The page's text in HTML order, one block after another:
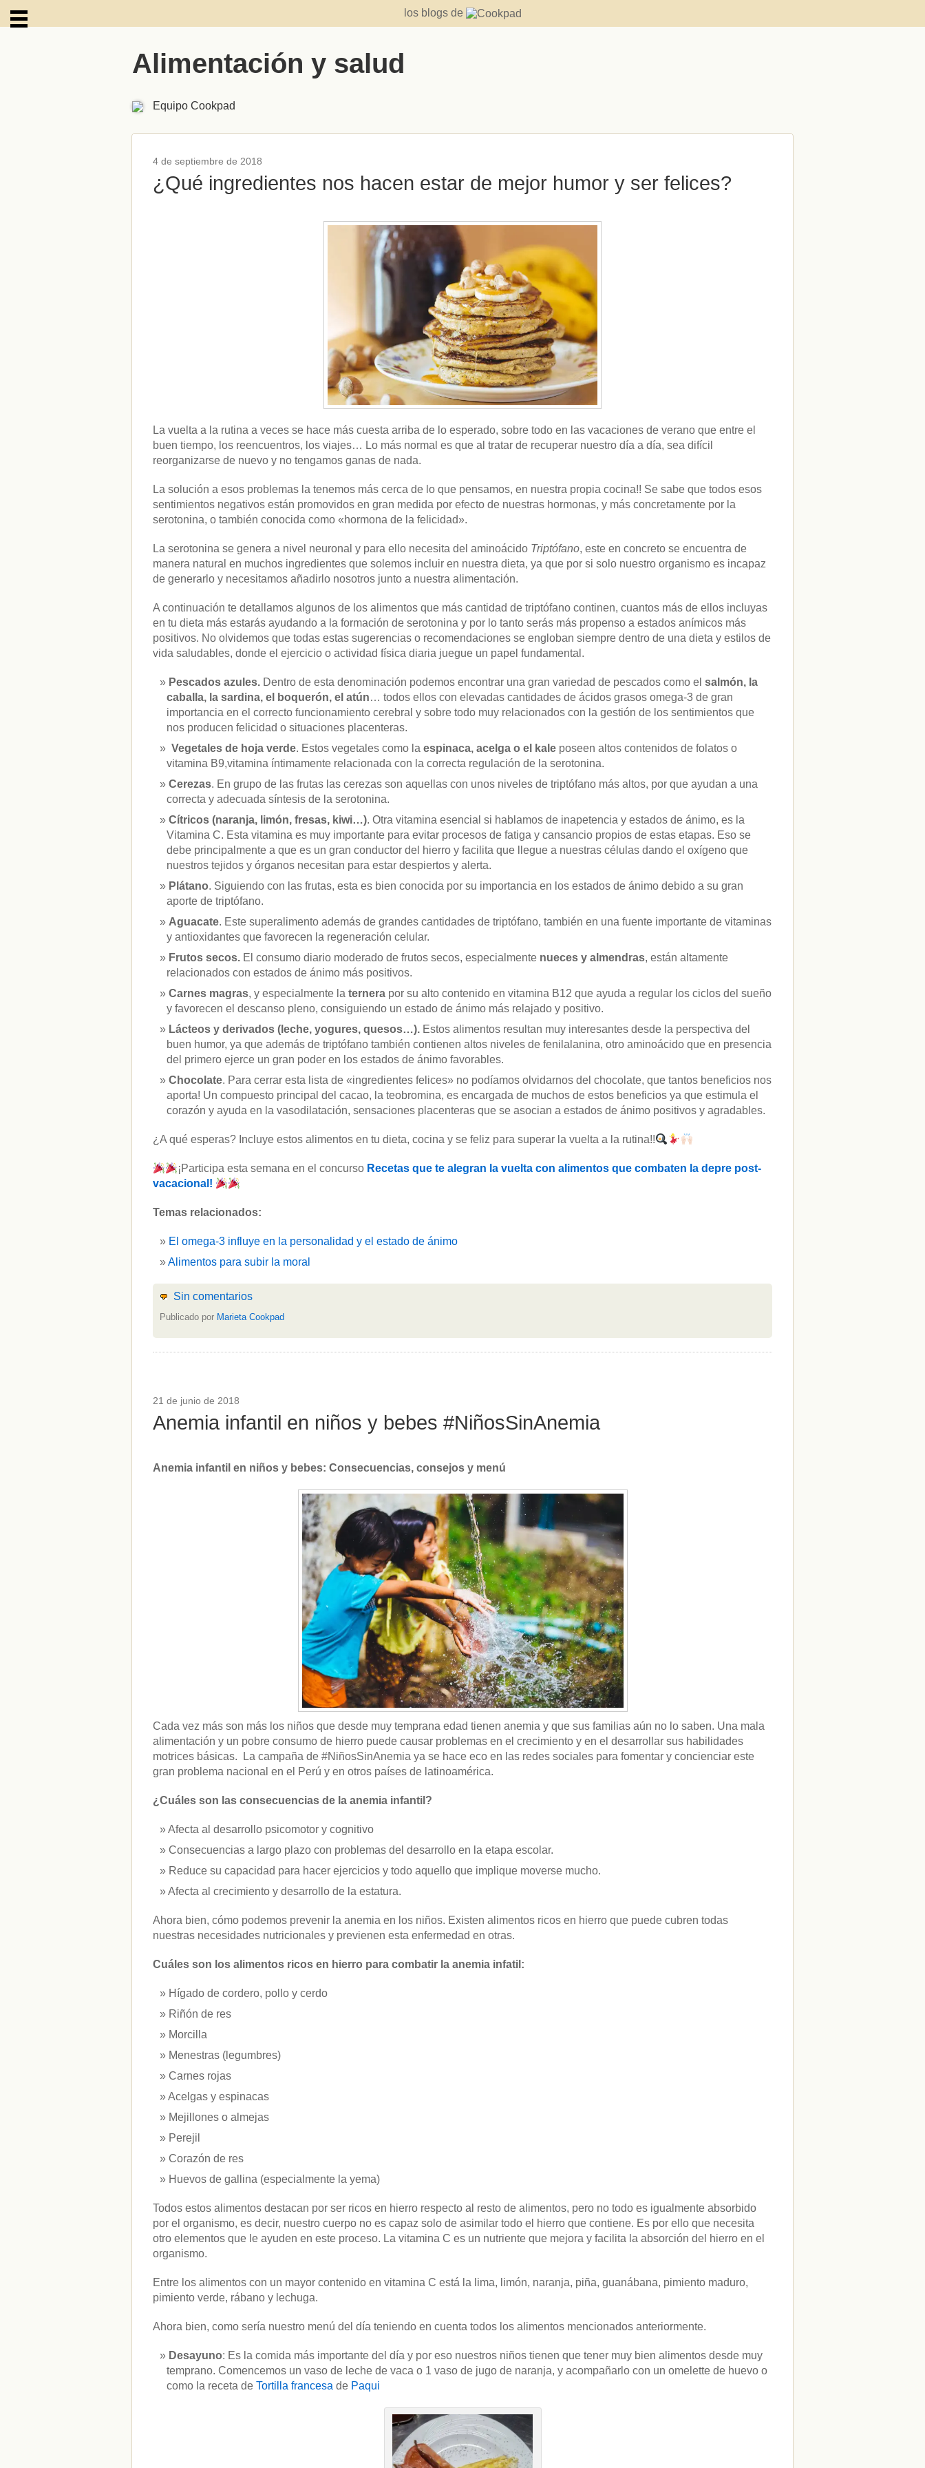
" ALT="RSS" /> SUSCRÍBETE
los blogs de
Alimentación y salud
Equipo Cookpad
4 de septiembre de 2018
¿Qué ingredientes nos hacen estar de mejor humor y ser felices?
La vuelta a la rutina a veces se hace más cuesta arriba de lo esperado, sobre todo en las vacaciones de verano que entre el
buen tiempo, los reencuentros, los viajes… Lo más normal es que al tratar de recuperar nuestro día a día, sea difícil
reorganizarse de nuevo y no tengamos ganas de nada.
La solución a esos problemas la tenemos más cerca de lo que pensamos, en nuestra propia cocina!! Se sabe que todos esos
sentimientos negativos están promovidos en gran medida por efecto de nuestras hormonas, y más concretamente por la
serotonina, o también conocida como «hormona de la felicidad».
La serotonina se genera a nivel neuronal y para ello necesita del aminoácido Triptófano, este en concreto se encuentra de
manera natural en muchos ingredientes que solemos incluir en nuestra dieta, ya que por si solo nuestro organismo es incapaz
de generarlo y necesitamos añadirlo nosotros junto a nuestra alimentación.
A continuación te detallamos algunos de los alimentos que más cantidad de triptófano continen, cuantos más de ellos incluyas
en tu dieta más estarás ayudando a la formación de serotonina y por lo tanto serás más propenso a estados anímicos más
positivos. No olvidemos que todas estas sugerencias o recomendaciones se engloban siempre dentro de una dieta y estilos de
vida saludables, donde el ejercicio o actividad física diaria juegue un papel fundamental.
Pescados azules. Dentro de esta denominación podemos encontrar una gran variedad de pescados como el salmón, la
caballa, la sardina, el boquerón, el atún… todos ellos con elevadas cantidades de ácidos grasos omega-3 de gran
importancia en el correcto funcionamiento cerebral y sobre todo muy relacionados con la gestión de los sentimientos que
nos producen felicidad o situaciones placenteras.
Vegetales de hoja verde. Estos vegetales como la espinaca, acelga o el kale poseen altos contenidos de folatos o
vitamina B9,vitamina íntimamente relacionada con la correcta regulación de la serotonina.
Cerezas. En grupo de las frutas las cerezas son aquellas con unos niveles de triptófano más altos, por que ayudan a una
correcta y adecuada síntesis de la serotonina.
Cítricos (naranja, limón, fresas, kiwi…). Otra vitamina esencial si hablamos de inapetencia y estados de ánimo, es la
Vitamina C. Esta vitamina es muy importante para evitar procesos de fatiga y cansancio propios de estas etapas. Eso se
debe principalmente a que es un gran conductor del hierro y facilita que llegue a nuestras células dando el oxígeno que
nuestros tejidos y órganos necesitan para estar despiertos y alerta.
Plátano. Siguiendo con las frutas, esta es bien conocida por su importancia en los estados de ánimo debido a su gran
aporte de triptófano.
Aguacate. Este superalimento además de grandes cantidades de triptófano, también en una fuente importante de vitaminas
y antioxidantes que favorecen la regeneración celular.
Frutos secos. El consumo diario moderado de frutos secos, especialmente nueces y almendras, están altamente
relacionados con estados de ánimo más positivos.
Carnes magras, y especialmente la ternera por su alto contenido en vitamina B12 que ayuda a regular los ciclos del sueño
y favorecen el descanso pleno, consiguiendo un estado de ánimo más relajado y positivo.
Lácteos y derivados (leche, yogures, quesos…). Estos alimentos resultan muy interesantes desde la perspectiva del
buen humor, ya que además de triptófano también contienen altos niveles de fenilalanina, otro aminoácido que en presencia
del primero ejerce un gran poder en los estados de ánimo favorables.
Chocolate. Para cerrar esta lista de «ingredientes felices» no podíamos olvidarnos del chocolate, que tantos beneficios nos
aporta! Un compuesto principal del cacao, la teobromina, es encargada de muchos de estos beneficios ya que estimula el
corazón y ayuda en la vasodilatación, sensaciones placenteras que se asocian a estados de ánimo positivos y agradables.
¿A qué esperas? Incluye estos alimentos en tu dieta, cocina y se feliz para superar la vuelta a la rutina!!
¡Participa esta semana en el concurso Recetas que te alegran la vuelta con alimentos que combaten la depre post-
vacacional!
Temas relacionados:
El omega-3 influye en la personalidad y el estado de ánimo
Alimentos para subir la moral
Sin comentarios
Publicado por Marieta Cookpad
21 de junio de 2018
Anemia infantil en niños y bebes #NiñosSinAnemia
Anemia infantil en niños y bebes: Consecuencias, consejos y menú
Cada vez más son más los niños que desde muy temprana edad tienen anemia y que sus familias aún no lo saben. Una mala
alimentación y un pobre consumo de hierro puede causar problemas en el crecimiento y en el desarrollar sus habilidades
motrices básicas. La campaña de #NiñosSinAnemia ya se hace eco en las redes sociales para fomentar y concienciar este
gran problema nacional en el Perú y en otros países de latinoamérica.
¿Cuáles son las consecuencias de la anemia infantil?
Afecta al desarrollo psicomotor y cognitivo
Consecuencias a largo plazo con problemas del desarrollo en la etapa escolar.
Reduce su capacidad para hacer ejercicios y todo aquello que implique moverse mucho.
Afecta al crecimiento y desarrollo de la estatura.
Ahora bien, cómo podemos prevenir la anemia en los niños. Existen alimentos ricos en hierro que puede cubren todas
nuestras necesidades nutricionales y previenen esta enfermedad en otras.
Cuáles son los alimentos ricos en hierro para combatir la anemia infatil:
Hígado de cordero, pollo y cerdo
Riñón de res
Morcilla
Menestras (legumbres)
Carnes rojas
Acelgas y espinacas
Mejillones o almejas
Perejil
Corazón de res
Huevos de gallina (especialmente la yema)
Todos estos alimentos destacan por ser ricos en hierro respecto al resto de alimentos, pero no todo es igualmente absorbido
por el organismo, es decir, nuestro cuerpo no es capaz solo de asimilar todo el hierro que contiene. Es por ello que necesita
otro elementos que le ayuden en este proceso. La vitamina C es un nutriente que mejora y facilita la absorción del hierro en el
organismo.
Entre los alimentos con un mayor contenido en vitamina C está la lima, limón, naranja, piña, guanábana, pimiento maduro,
pimiento verde, rábano y lechuga.
Ahora bien, como sería nuestro menú del día teniendo en cuenta todos los alimentos mencionados anteriormente.
Desayuno: Es la comida más importante del día y por eso nuestros niños tienen que tener muy bien alimentos desde muy
temprano. Comencemos un vaso de leche de vaca o 1 vaso de jugo de naranja, y acompañarlo con un omelette de huevo o
como la receta de Tortilla francesa de Paqui